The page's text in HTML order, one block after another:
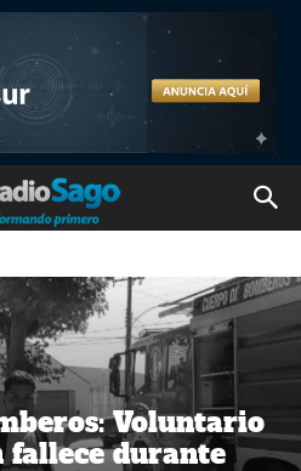
Voluntario
durante